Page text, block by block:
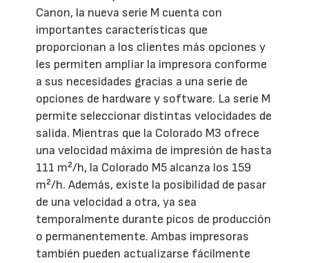
Canon, la nueva serie M cuenta con
importantes características que
proporcionan a los clientes más opciones y
les permiten ampliar la impresora conforme
a sus necesidades gracias a una serie de
opciones de hardware y software. La serie M
permite seleccionar distintas velocidades de
salida. Mientras que la Colorado M3 ofrece
una velocidad máxima de impresión de hasta
111 m²/h, la Colorado M5 alcanza los 159
m²/h. Además, existe la posibilidad de pasar
de una velocidad a otra, ya sea
temporalmente durante picos de producción
o permanentemente. Ambas impresoras
también pueden actualizarse fácilmente